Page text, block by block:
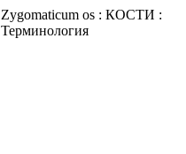
Zygomaticum os : КОСТИ :
Терминология